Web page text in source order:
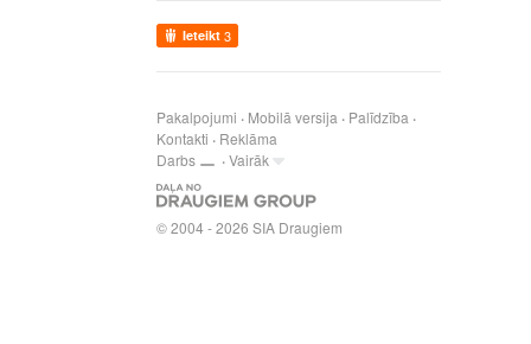
Ieteikt 3
Pakalpojumi Mobilā versija
Palīdzība
Kontakti
Reklāma
Darbs
Vairāk
© 2004 - 2026 SIA Draugiem